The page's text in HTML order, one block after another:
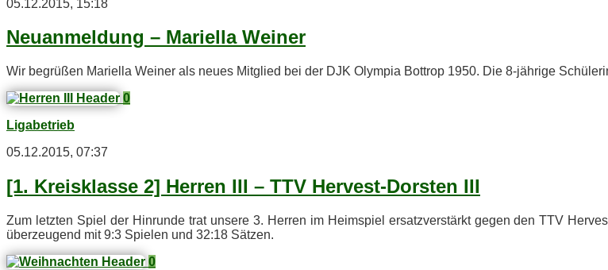
05.12.2015, 15:18
Neu­an­mel­dung – Ma­ri­el­la Weiner
Wir be­grü­ßen Ma­ri­el­la Wei­ner als neu­es Mit­glied bei der DJK Olym­pia Bot­trop 1950. Die 8‑jährige
0
Ligabetrieb
05.12.2015, 07:37
[1. Kreis­klas­se 2] Her­ren III – TTV Her­ve­st-Dors­ten III
Zum letz­ten Spiel der Hin­run­de trat un­se­re 3. Her­ren im Heim­spiel er­satz­ver­stärkt ge­gen den TTV
über­zeu­gend mit 9:3 Spie­len und 32:18 Sätzen.
0